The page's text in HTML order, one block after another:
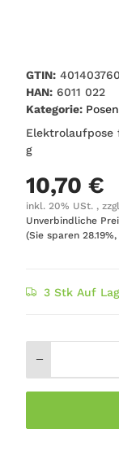
GTIN:
HAN: 6011 022
Kategorie: Posen
Elektrolaufpose
g
10,70 €
inkl. 20% USt. ,
Unverbindliche
(Sie sparen 28.19%
3 Stk Auf